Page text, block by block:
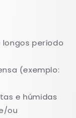
período
(exemplo:
e húmidas
ou